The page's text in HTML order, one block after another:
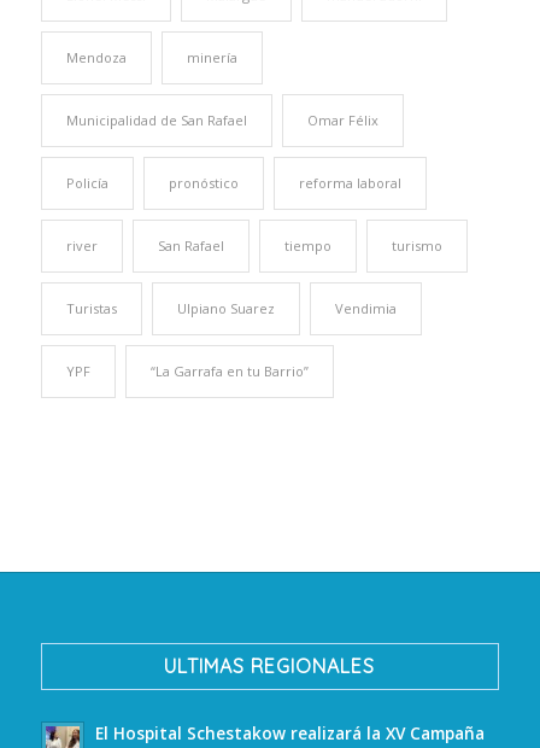
Mendoza minería
Municipalidad de San Rafael Omar Félix
Policía pronóstico reforma laboral
river San Rafael tiempo turismo
Turistas Ulpiano Suarez Vendimia
YPF “La Garrafa en tu Barrio”
ULTIMAS REGIONALES
El Hospital Schestakow realizará la XV Campaña